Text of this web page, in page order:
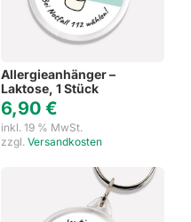
Allergieanhänger –
Laktose, 1 Stück
6,90 €
inkl. 19 % MwSt.
zzgl. Versandkosten